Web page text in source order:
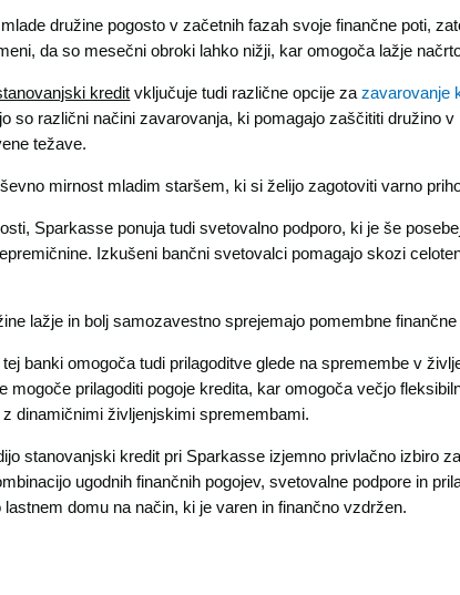
družine pogosto v začetnih fazah svoje finančne poti,
da so mesečni obroki lahko nižji, kar omogoča lažje
kredit vključuje tudi različne opcije zazavarovanje
so različni načini zavarovanja, ki pomagajo zaščititi družino
težave.
mirnost mladim staršem, ki si želijo zagotoviti varno
Sparkasse ponuja tudi svetovalno podporo, ki je še
Izkušeni bančni svetovalci pomagajo skozi
lažje in bolj samozavestno sprejemajo pomembne
banki omogoča tudi prilagoditve glede na spremembe v
mogoče prilagoditi pogoje kredita, kar omogoča večjo
dinamičnimi življenjskimi spremembami.
stanovanjski kredit pri Sparkasse izjemno privlačno izbiro
ugodnih finančnih pogojev, svetovalne podpore in
domu na način, ki je varen in finančno vzdržen.